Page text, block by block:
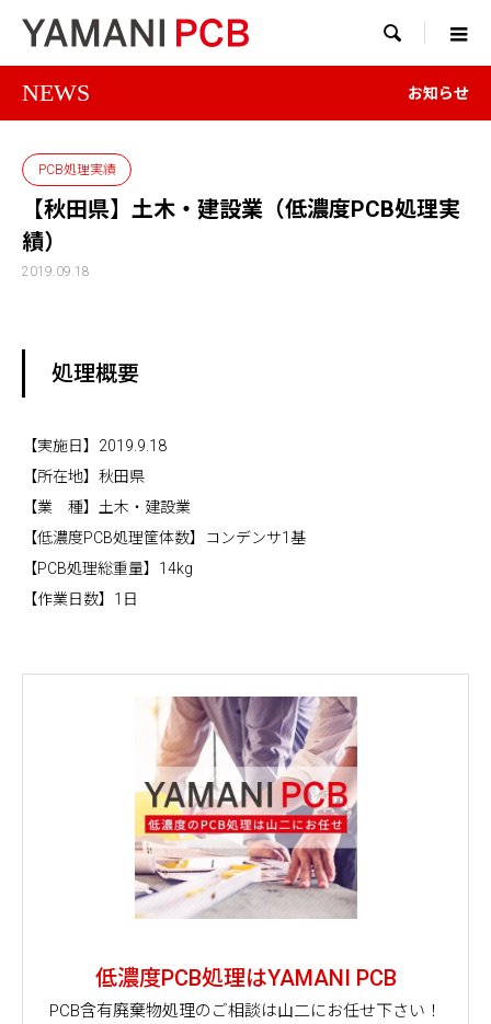

NEWS お知らせ
PCB処理実績
【秋田県】土木・建設業（低濃度PCB処理実
績）
2019.09.18
処理概要
【実施日】2019.9.18
【所在地】秋田県
【業 種】土木・建設業
【低濃度PCB処理筐体数】コンデンサ1基
【PCB処理総重量】14kg
【作業日数】1日
低濃度PCB処理はYAMANI PCB
PCB含有廃棄物処理のご相談は山二にお任せ下さい！